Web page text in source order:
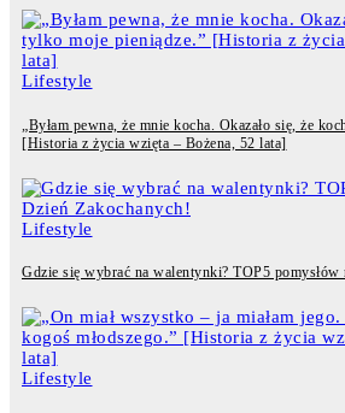
Lifestyle
„Byłam pewna, że mnie kocha. Okazało się, że
[Historia z życia wzięta – Bożena, 52 lata]
Lifestyle
Gdzie się wybrać na walentynki? TOP5 pomysłów
Lifestyle